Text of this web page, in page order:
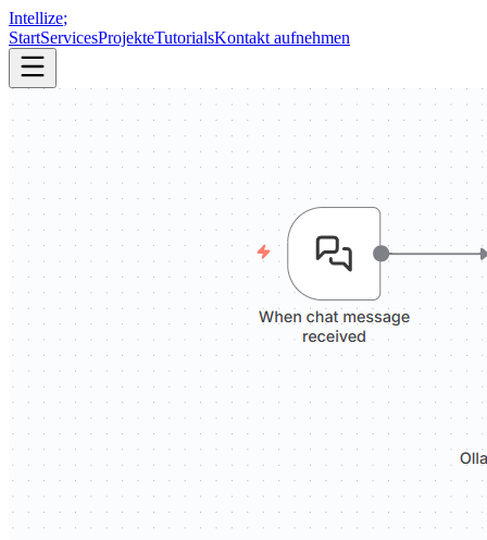
Intellize;
StartServicesProjekteTutorialsKontakt aufnehmen